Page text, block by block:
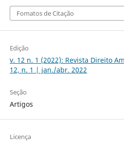
Fomatos de Citação
Edição
v. 12 n. 1 (2022): Revista Direito
12, n. 1 | jan./abr. 2022
Seção
Artigos
Licença